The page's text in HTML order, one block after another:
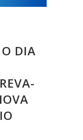
O DIA